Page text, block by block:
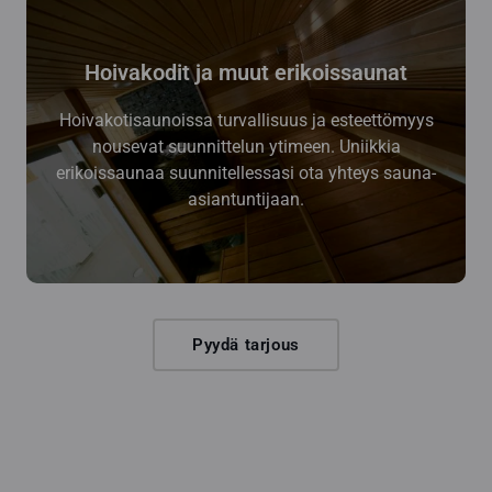
Hoivakodit ja muut erikoissaunat
Hoivakotisaunoissa turvallisuus ja esteettömyys
nousevat suunnittelun ytimeen. Uniikkia
erikoissaunaa suunnitellessasi ota yhteys sauna-
asiantuntijaan.
Pyydä tarjous